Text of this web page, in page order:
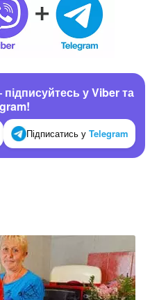
у Viber та
Підписатись у Telegram